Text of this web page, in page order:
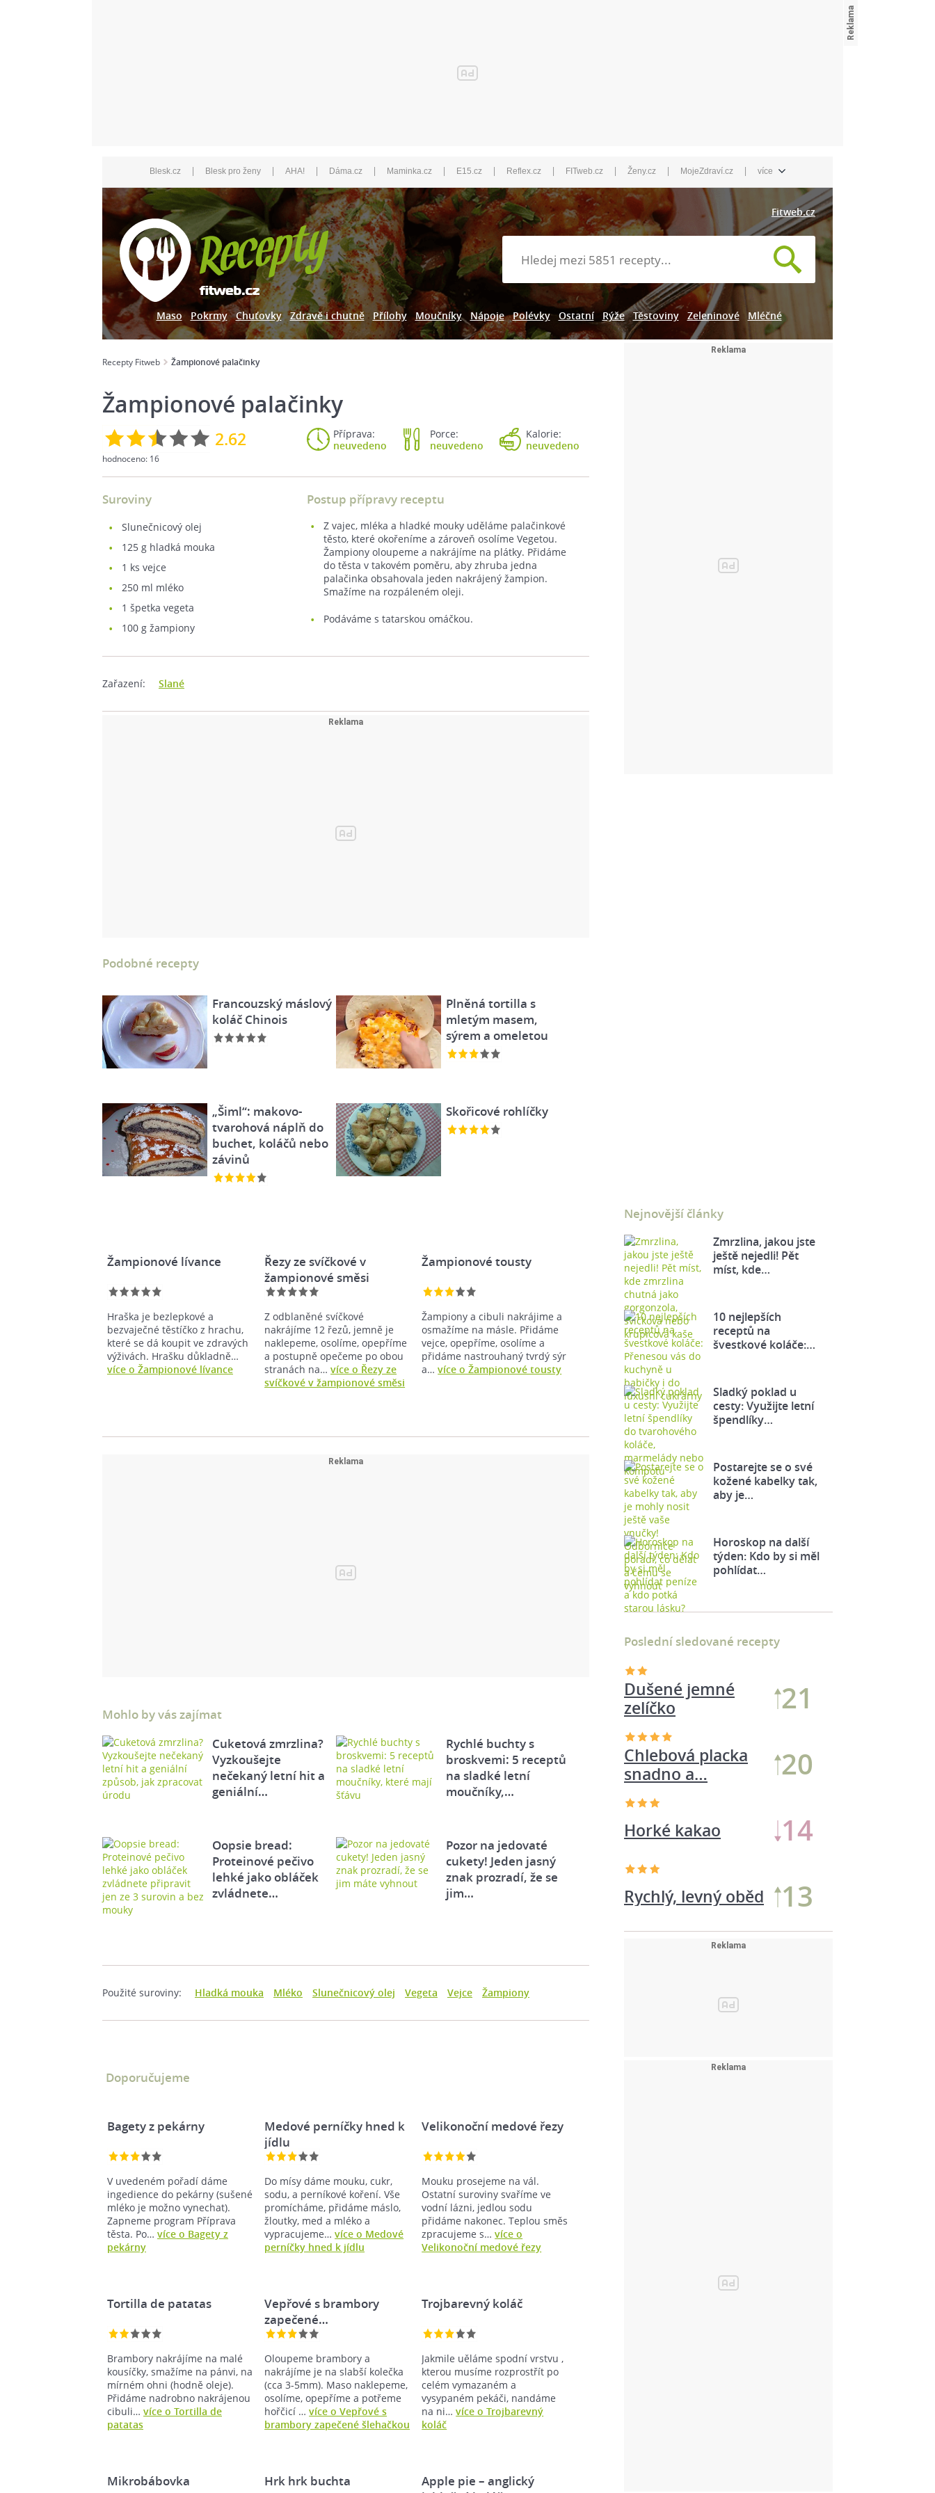
Blesk.cz | Blesk pro ženy | AHA! | Dáma.cz | Maminka.cz | E15.cz | Reflex.cz | FITweb.cz | Ženy.cz | MojeZdraví.cz | více
Fitweb.cz
Maso Pokrmy Chuťovky Zdravě i chutně Přílohy Moučníky Nápoje Polévky Ostatní Rýže Těstoviny Zeleninové Mléčné
Recepty Fitweb Žampionové palačinky
Žampionové palačinky
2.62
hodnoceno: 16
Příprava:
neuvedeno
Porce:
neuvedeno
Kalorie:
neuvedeno
Suroviny
slunečnicový olej
125 g hladká mouka
1 ks vejce
250 ml mléko
1 špetka vegeta
100 g žampiony
Postup přípravy receptu
Z vajec, mléka a hladké mouky uděláme palačinkové
těsto, které okořeníme a zároveň osolíme Vegetou.
Žampiony oloupeme a nakrájíme na plátky. Přidáme
do těsta v takovém poměru, aby zhruba jedna
palačinka obsahovala jeden nakrájený žampion.
Smažíme na rozpáleném oleji.
Podáváme s tatarskou omáčkou.
Zařazení: Slané
Podobné recepty
Francouzský máslový
koláč Chinois
Plněná tortilla s
mletým masem,
sýrem a omeletou
„Šiml“: makovo-
tvarohová náplň do
buchet, koláčů nebo
závinů
Skořicové rohlíčky
Žampionové lívance
Hraška je bezlepkové a
bezvaječné těstíčko z hrachu,
které se dá koupit ve zdravých
výživách. Hrašku důkladně…
více o Žampionové lívance
Řezy ze svíčkové v
žampionové směsi
Z odblaněné svíčkové
nakrájíme 12 řezů, jemně je
naklepeme, osolíme, opepříme
a postupně opečeme po obou
stranách na…více o Řezy ze
svíčkové v žampionové směsi
Žampionové tousty
Žampiony a cibuli nakrájime a
osmažíme na másle. Přidáme
vejce, opepříme, osolíme a
přidáme nastrouhaný tvrdý sýr
a…více o Žampionové tousty
Mohlo by vás zajímat
Cuketová zmrzlina?
Vyzkoušejte
nečekaný letní hit a
geniální…
Rychlé buchty s
broskvemi: 5 receptů
na sladké letní
moučníky,…
Oopsie bread:
Proteinové pečivo
lehké jako obláček
zvládnete…
Pozor na jedovaté
cukety! Jeden jasný
znak prozradí, že se
jim…
Použité suroviny: Hladká mouka Mléko Slunečnicový olej Vegeta Vejce Žampiony
Doporučujeme
Bagety z pekárny
V uvedeném pořadí dáme
ingedience do pekárny (sušené
mléko je možno vynechat).
Zapneme program Příprava
těsta. Po… více o Bagety z
pekárny
Medové perníčky hned k
jídlu
Do mísy dáme mouku, cukr,
sodu, a perníkové koření. Vše
promícháme, přidáme máslo,
žloutky, med a mléko a
vypracujeme…více o Medové
perníčky hned k jídlu
Velikonoční medové řezy
Mouku prosejeme na vál.
Ostatní suroviny svaříme ve
vodní lázni, jedlou sodu
přidáme nakonec. Teplou směs
zpracujeme s…více o
Velikonoční medové řezy
Tortilla de patatas
Brambory nakrájíme na malé
kousíčky, smažíme na pánvi, na
mírném ohni (hodně oleje).
Přidáme nadrobno nakrájenou
cibuli… více o Tortilla de
patatas
Vepřové s brambory
zapečené…
Oloupeme brambory a
nakrájíme je na slabší kolečka
(cca 3-5mm). Maso naklepeme,
osolíme, opepříme a potřeme
hořčicí …více o Vepřové s
brambory zapečené šlehačkou
Trojbarevný koláč
Jakmile uěláme spodní vrstvu ,
kterou musíme rozprostřít po
celém vymazaném a
vysypaném pekáči, nandáme
na ni…více o Trojbarevný
koláč
Mikrobábovka Hrk hrk buchta
Apple pie – anglický
Nejnovější články
Zmrzlina, jakou jste
ještě nejedli! Pět
míst, kde…
10 nejlepších
receptů na
švestkové koláče:…
Sladký poklad u
cesty: Využijte letní
špendlíky…
Postarejte se o své
kožené kabelky tak,
aby je…
Horoskop na další
týden: Kdo by si měl
pohlídat…
Poslední sledované recepty
Dušené jemné
zelíčko
21
Chlebová placka
snadno a…
20
Horké kakao 14
Rychlý, levný oběd 13